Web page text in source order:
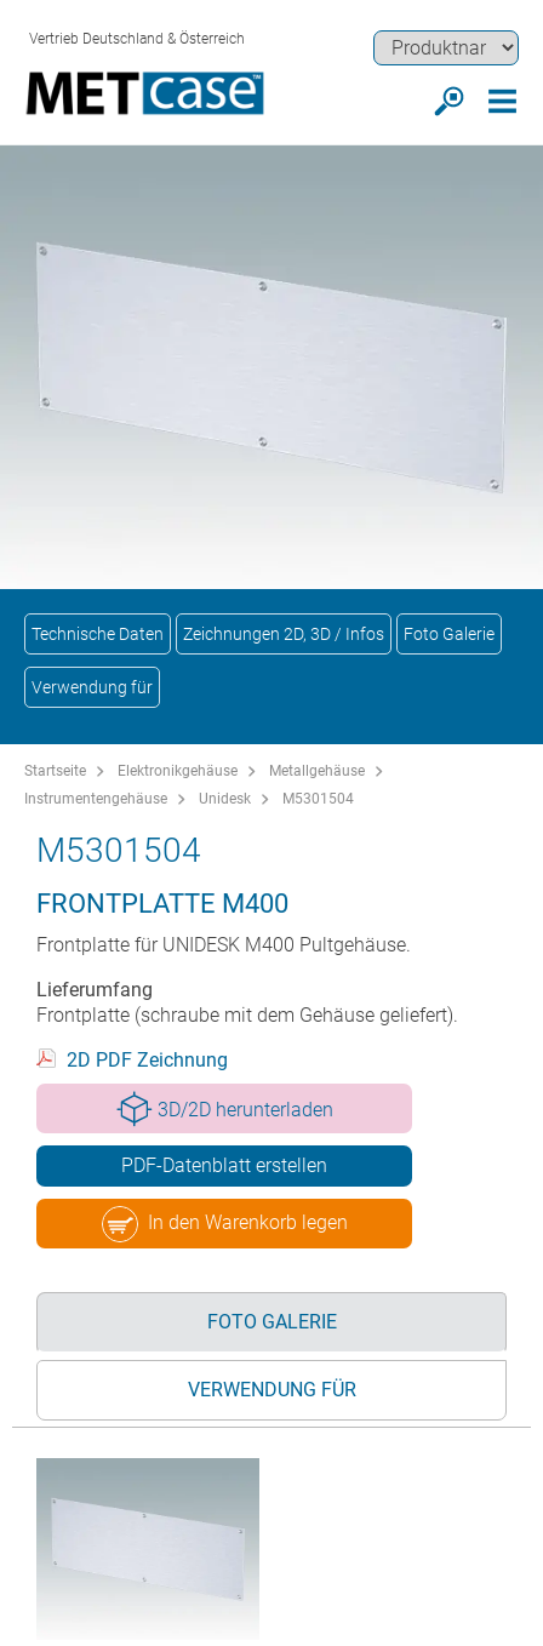
Vertrieb Deutschland & Österreich
Technische Daten Zeichnungen 2D, 3D / Infos Foto Galerie
Verwendung für
Startseite Elektronikgehäuse
Metallgehäuse
Instrumentengehäuse
Unidesk M5301504
M5301504
FRONTPLATTE M400
Frontplatte für UNIDESK M400 Pultgehäuse.
Lieferumfang
Frontplatte (schraube mit dem Gehäuse geliefert).
2D PDF Zeichnung
3D/2D herunterladen
PDF-Datenblatt erstellen
In den Warenkorb legen
FOTO GALERIE
VERWENDUNG FÜR